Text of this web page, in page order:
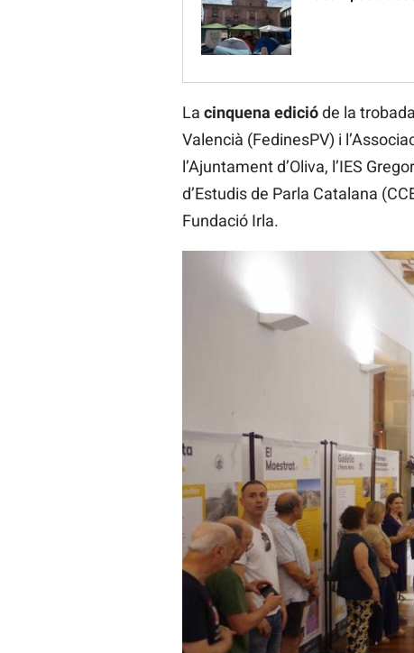
La cinquena edicióde la
Valencià (FedinesPV) i
l’Ajuntament d’Oliva, l’IES
d’Estudis de Parla Catalana
Fundació Irla.